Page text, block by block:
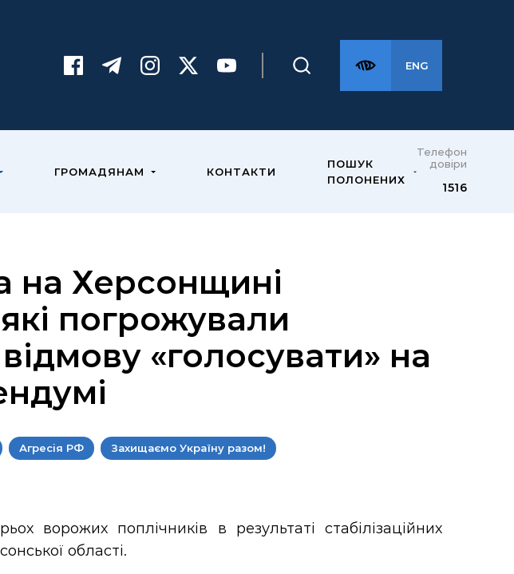
ENG
ГРОМАДЯНАМ КОНТАКТИ
ПОШУК
ПОЛОНЕНИХ
Телефон
довіри
1516
на Херсонщині
погрожували
«голосувати» на
Агресія РФ Захищаємо Україну разом!
ворожих поплічників в результаті стабілізаційних
області.